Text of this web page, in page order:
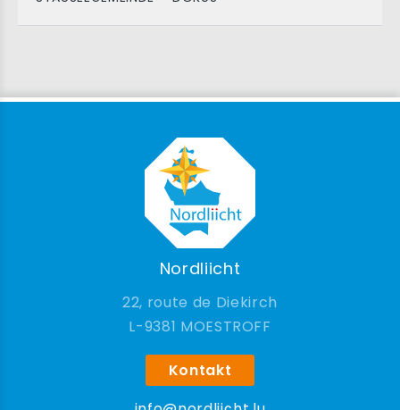
Nordliicht
22, route de Diekirch
9381 MOESTROFF
Kontakt